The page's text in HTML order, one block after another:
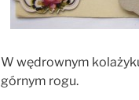
W wędrownym
górnym rogu.